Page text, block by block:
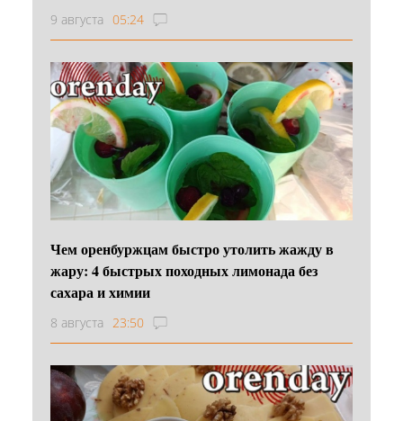
9 августа 05:24
Чем оренбуржцам быстро утолить жажду в
жару: 4 быстрых походных лимонада без
сахара и химии
8 августа 23:50